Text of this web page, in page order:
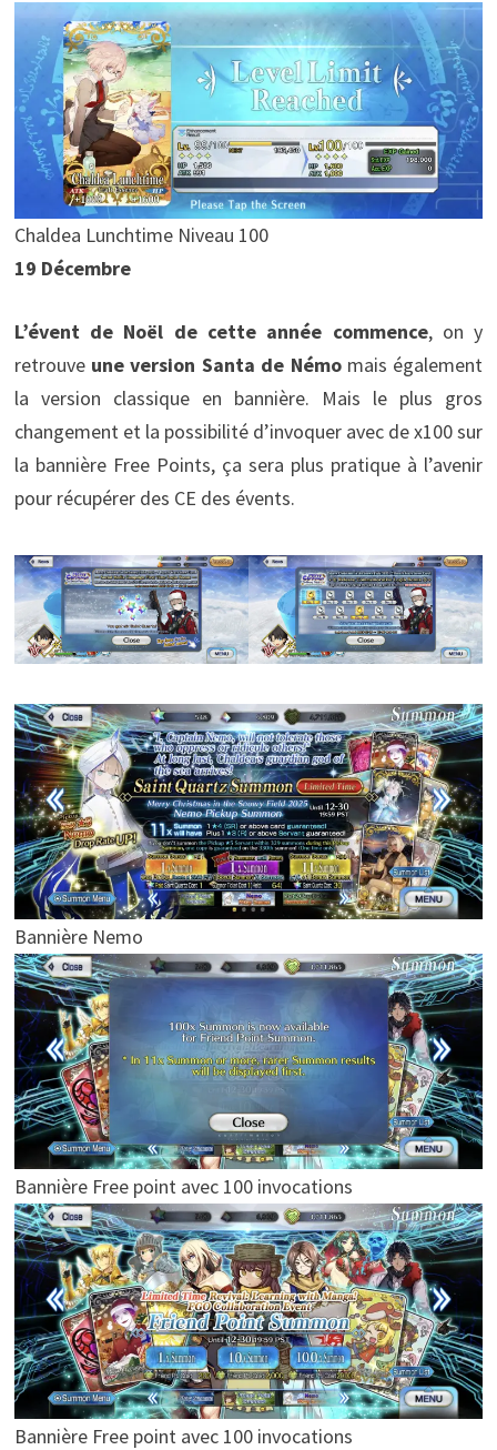
Chaldea Lunchtime Niveau 100
19 Décembre
L’évent de Noël de cette année commence, on y
retrouve une version Santa de Némo mais également
la version classique en bannière. Mais le plus gros
changement et la possibilité d’invoquer avec de x100 sur
la bannière Free Points, ça sera plus pratique à l’avenir
pour récupérer des CE des évents.
Bannière Nemo
Bannière Free point avec 100 invocations
Bannière Free point avec 100 invocations